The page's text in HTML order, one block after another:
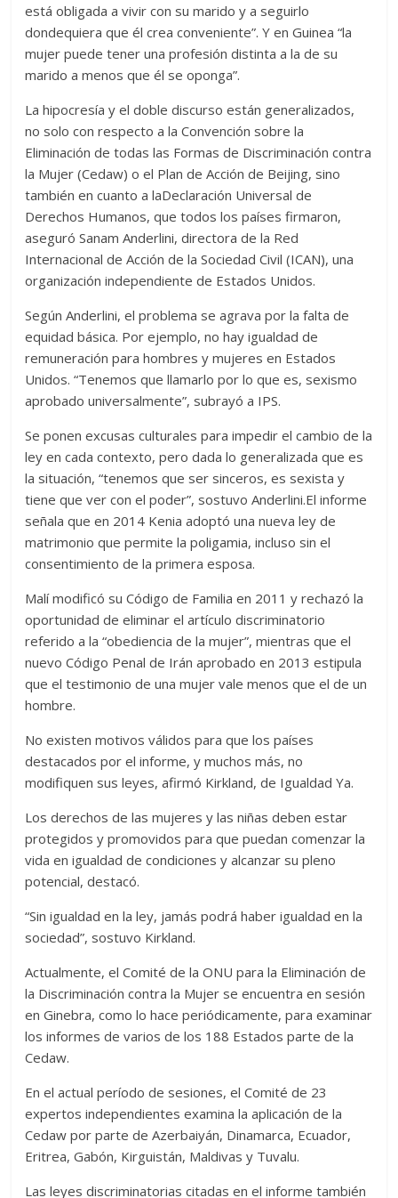
está obligada a vivir con su marido y a seguirlo
dondequiera que él crea conveniente”. Y en Guinea “la
mujer puede tener una profesión distinta a la de su
marido a menos que él se oponga”.
La hipocresía y el doble discurso están generalizados,
no solo con respecto a la Convención sobre la
Eliminación de todas las Formas de Discriminación contra
la Mujer (Cedaw) o el Plan de Acción de Beijing, sino
también en cuanto a laDeclaración Universal de
Derechos Humanos, que todos los países firmaron,
aseguró Sanam Anderlini, directora de la Red
Internacional de Acción de la Sociedad Civil (ICAN), una
organización independiente de Estados Unidos.
Según Anderlini, el problema se agrava por la falta de
equidad básica. Por ejemplo, no hay igualdad de
remuneración para hombres y mujeres en Estados
Unidos. “Tenemos que llamarlo por lo que es, sexismo
aprobado universalmente”, subrayó a IPS.
Se ponen excusas culturales para impedir el cambio de la
ley en cada contexto, pero dada lo generalizada que es
la situación, “tenemos que ser sinceros, es sexista y
tiene que ver con el poder”, sostuvo Anderlini.El informe
señala que en 2014 Kenia adoptó una nueva ley de
matrimonio que permite la poligamia, incluso sin el
consentimiento de la primera esposa.
Malí modificó su Código de Familia en 2011 y rechazó la
oportunidad de eliminar el artículo discriminatorio
referido a la “obediencia de la mujer”, mientras que el
nuevo Código Penal de Irán aprobado en 2013 estipula
que el testimonio de una mujer vale menos que el de un
hombre.
No existen motivos válidos para que los países
destacados por el informe, y muchos más, no
modifiquen sus leyes, afirmó Kirkland, de Igualdad Ya.
Los derechos de las mujeres y las niñas deben estar
protegidos y promovidos para que puedan comenzar la
vida en igualdad de condiciones y alcanzar su pleno
potencial, destacó.
“Sin igualdad en la ley, jamás podrá haber igualdad en la
sociedad”, sostuvo Kirkland.
Actualmente, el Comité de la ONU para la Eliminación de
la Discriminación contra la Mujer se encuentra en sesión
en Ginebra, como lo hace periódicamente, para examinar
los informes de varios de los 188 Estados parte de la
Cedaw.
En el actual período de sesiones, el Comité de 23
expertos independientes examina la aplicación de la
Cedaw por parte de Azerbaiyán, Dinamarca, Ecuador,
Eritrea, Gabón, Kirguistán, Maldivas y Tuvalu.
Las leyes discriminatorias citadas en el informe también